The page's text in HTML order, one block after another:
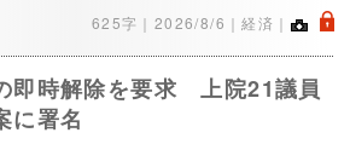
625字｜ 2026/8/6 ｜経済｜ .
即時解除を要求 上院21議員
に署名